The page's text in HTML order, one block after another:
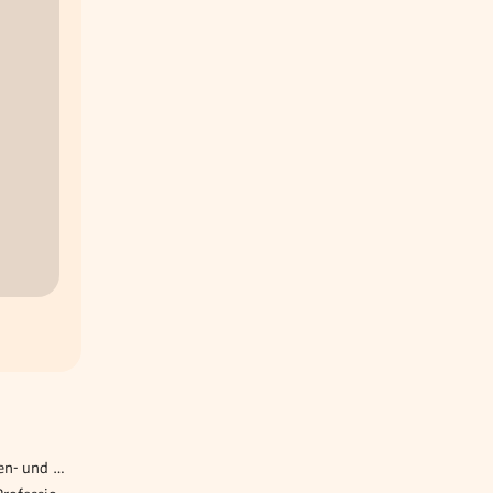
Lehre Elektrotechnik Anlagen- und Betriebstechnik / Automatisierungs- und Prozessleittechnik (w/m/d)